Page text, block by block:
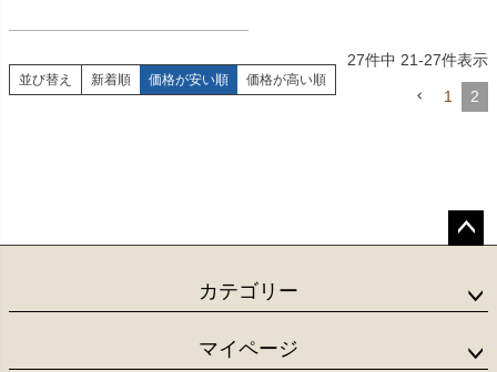
並び替え 新着順 価格が安い順 価格が高い順
27件中 21-27件表示
1 2
ップ
カテゴリー
マイページ